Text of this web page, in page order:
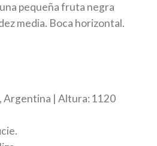
pequeña fruta negra
media. Boca horizontal.
Argentina | Altura: 1120